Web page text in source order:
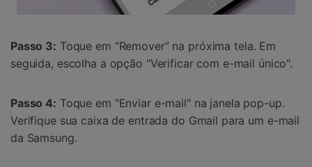
Passo 3: Toque em “Remover” na próxima tela. Em
seguida, escolha a opção "Verificar com e-mail único".
Passo 4: Toque em "Enviar e-mail" na janela pop-up.
Verifique sua caixa de entrada do Gmail para um e-mail
da Samsung.